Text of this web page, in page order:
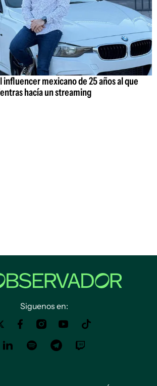
influencer mexicano de 25 años al que
hacía un streaming
Siguenos en: